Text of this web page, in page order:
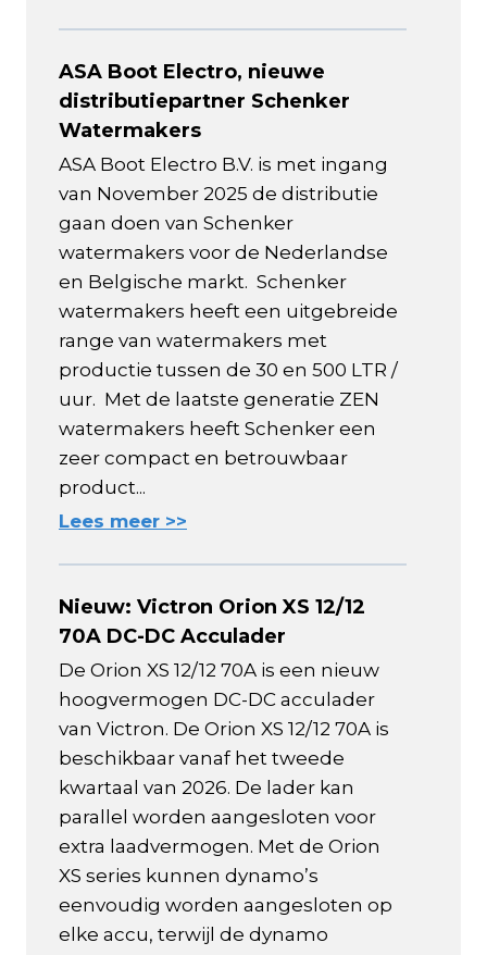
ASA Boot Electro, nieuwe
distributiepartner Schenker
Watermakers
ASA Boot Electro B.V. is met ingang
van November 2025 de distributie
gaan doen van Schenker
watermakers voor de Nederlandse
en Belgische markt. Schenker
watermakers heeft een uitgebreide
range van watermakers met
productie tussen de 30 en 500 LTR /
uur. Met de laatste generatie ZEN
watermakers heeft Schenker een
zeer compact en betrouwbaar
product...
Lees meer >>
Nieuw: Victron Orion XS 12/12
70A DC-DC Acculader
De Orion XS 12/12 70A is een nieuw
hoogvermogen DC-DC acculader
van Victron. De Orion XS 12/12 70A is
beschikbaar vanaf het tweede
kwartaal van 2026. De lader kan
parallel worden aangesloten voor
extra laadvermogen. Met de Orion
XS series kunnen dynamo’s
eenvoudig worden aangesloten op
elke accu, terwijl de dynamo